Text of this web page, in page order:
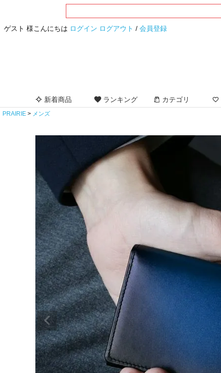
ゲスト 様こんにちは ログイン ログアウト / 会員登録
新着商品 ランキング カテゴリ
PRAIRIE メンズ